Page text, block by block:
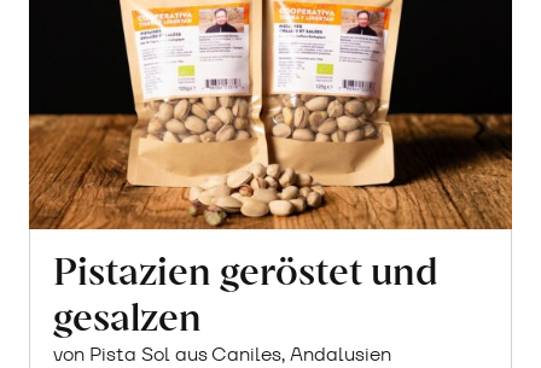
Pistazien geröstet und
gesalzen
von Pista Sol aus Caniles, Andalusien